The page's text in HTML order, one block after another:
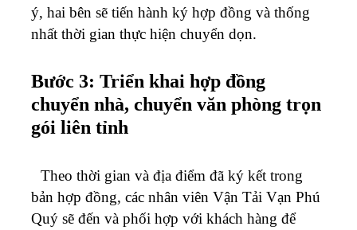
ý, hai bên sẽ tiến hành ký hợp đồng và thống
nhất thời gian thực hiện chuyển dọn.
Bước 3: Triển khai hợp đồng
chuyển nhà, chuyển văn phòng trọn
gói liên tỉnh
Theo thời gian và địa điểm đã ký kết trong
bản hợp đồng, các nhân viên Vận Tải Vạn Phú
Quý sẽ đến và phối hợp với khách hàng để